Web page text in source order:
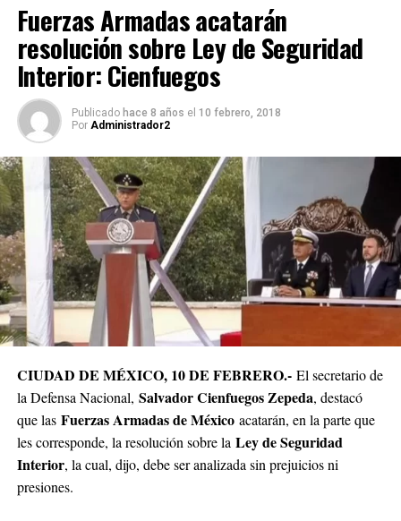
Fuerzas Armadas acatarán
resolución sobre Ley de Seguridad
Interior: Cienfuegos
Publicado hace 8 años el 10 febrero, 2018
Por Administrador2
CIUDAD DE MÉXICO, 10 DE FEBRERO.-El secretario de
la Defensa Nacional, Salvador Cienfuegos Zepeda, destacó
que las Fuerzas Armadas de Méxicoacatarán, en la parte que
les corresponde, la resolución sobre la Ley de Seguridad
Interior, la cual, dijo, debe ser analizada sin prejuicios ni
presiones.